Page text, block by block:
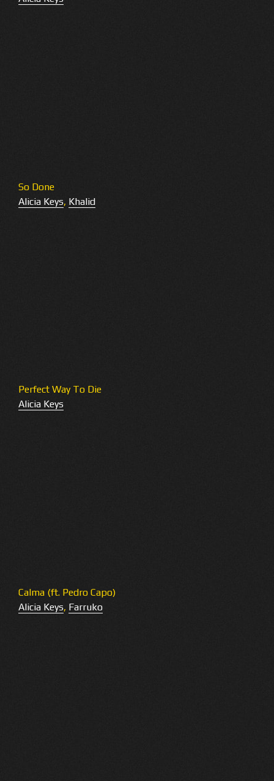
So Done
Alicia Keys, Khalid
Perfect Way To Die
Alicia Keys
Calma (ft. Pedro Capo)
Alicia Keys, Farruko